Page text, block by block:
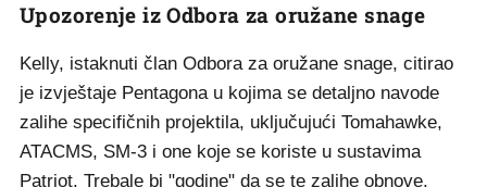
Upozorenje iz Odbora za oružane snage
Kelly, istaknuti član Odbora za oružane snage, citirao
je izvještaje Pentagona u kojima se detaljno navode
zalihe specifičnih projektila, uključujući Tomahawke,
ATACMS, SM-3 i one koje se koriste u sustavima
Patriot. Trebale bi "godine" da se te zalihe obnove,